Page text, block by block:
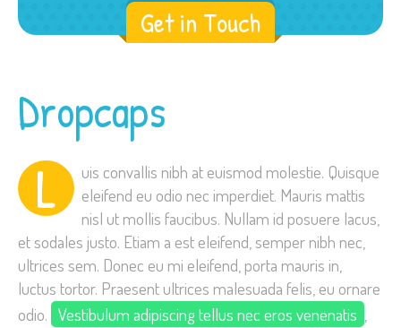
Get in Touch
Dropcaps
L
uis convallis nibh at euismod molestie. Quisque
eleifend eu odio nec imperdiet. Mauris mattis
nisl ut mollis faucibus. Nullam id posuere lacus,
et sodales justo. Etiam a est eleifend, semper nibh nec,
ultrices sem. Donec eu mi eleifend, porta mauris in,
luctus tortor. Praesent ultrices malesuada felis, eu ornare
odio. Vestibulum adipiscing tellus nec eros venenatis ,